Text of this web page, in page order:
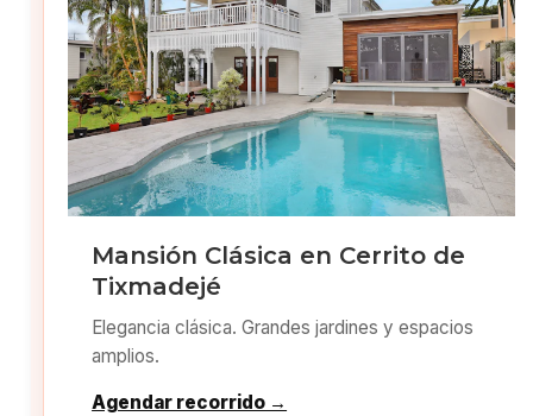
Mansión Clásica en Cerrito de
Tixmadejé
Elegancia clásica. Grandes jardines y espacios
amplios.
Agendar recorrido →